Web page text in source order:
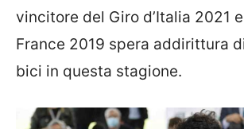
vincitore del Giro d’Italia 2021
France 2019 spera addirittura
bici in questa stagione.